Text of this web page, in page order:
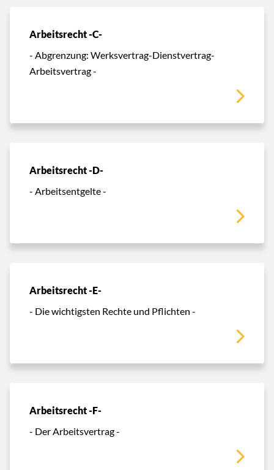
Arbeitsrecht -C-
- Abgrenzung: Werksvertrag-Dienstvertrag-
Arbeitsvertrag -
Arbeitsrecht -D-
- Arbeitsentgelte -
Arbeitsrecht -E-
- Die wichtigsten Rechte und Pflichten -
Arbeitsrecht -F-
- Der Arbeitsvertrag -